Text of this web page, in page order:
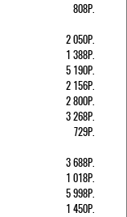
808Р.
2 050Р.
1 388Р.
5 190Р.
2 156Р.
2 800Р.
3 268Р.
729Р.
3 688Р.
1 018Р.
5 998Р.
1 450Р.